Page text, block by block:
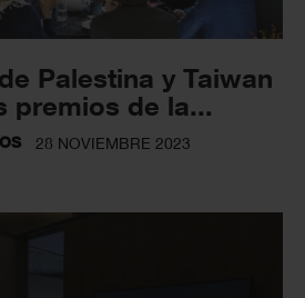
Palestina y Taiwan
premios de la...
28 NOVIEMBRE 2023